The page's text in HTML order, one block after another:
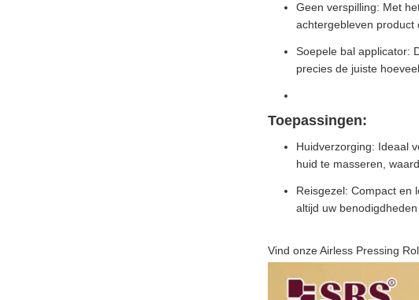
Geen verspilling: Met
achtergebleven product
Soepele bal applicator:
precies de juiste
Toepassingen:
Huidverzorging: Ideaal
huid te masseren,
Reisgezel: Compact en
altijd uw benodigdheden
Vind onze Airless Pressing